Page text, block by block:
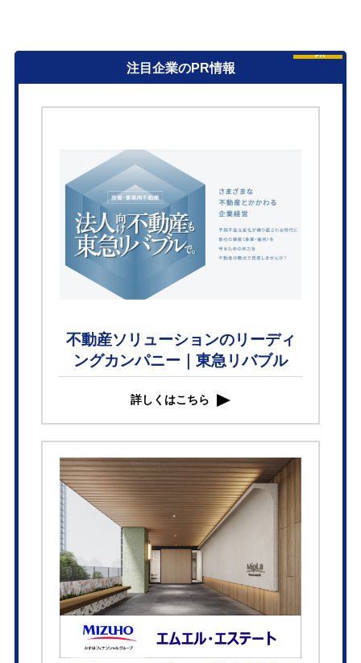
注目企業のPR情報
PR
不動産ソリューションのリーディ
ングカンパニー｜東急リバブル
詳しくはこちら